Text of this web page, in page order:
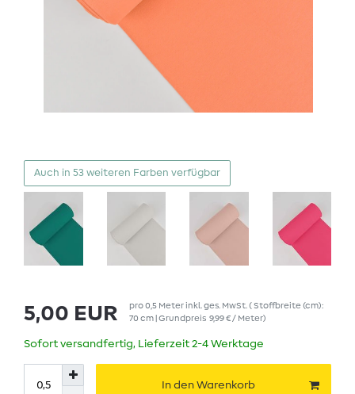
Auch in 53 weiteren Farben verfügbar
5,00 EUR pro0,5 Meterinkl. ges. MwSt. ( Stoffbreite (cm):
70 cm | Grundpreis 9,99 € / Meter)
Sofort versandfertig, Lieferzeit 2-4 Werktage
In den Warenkorb